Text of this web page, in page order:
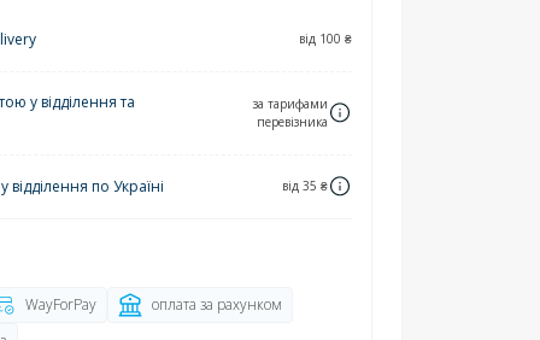
від 100 ₴
у відділення та
за тарифами
перевізника
по Україні від 35 ₴
WayForPay
оплата за рахунком